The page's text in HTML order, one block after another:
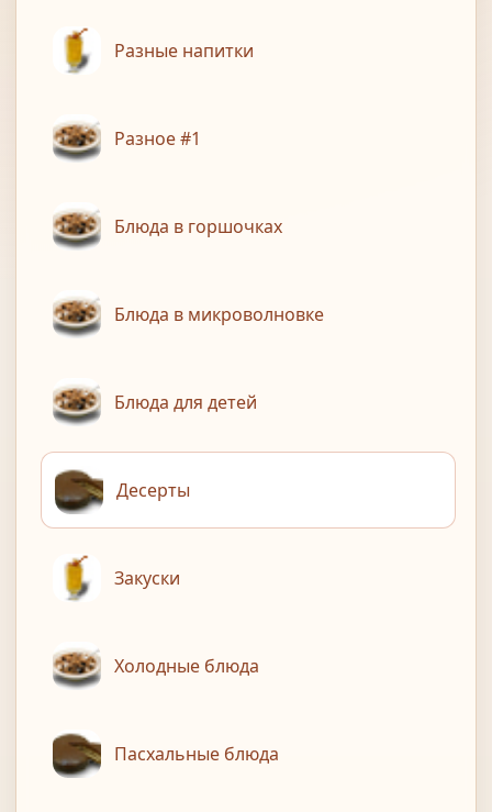
Разные напитки
Разное #1
Блюда в горшочках
Блюда в микроволновке
Блюда для детей
Десерты
Закуски
Холодные блюда
Пасхальные блюда